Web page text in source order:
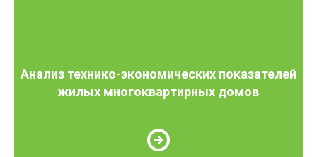
Анализ технико-экономических показателей
жилых многоквартирных домов